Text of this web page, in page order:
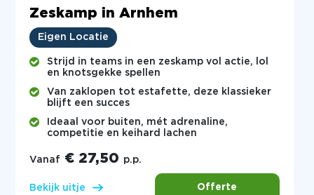
Zeskamp in Arnhem
Eigen Locatie
Strijd in teams in een zeskamp vol actie, lol
en knotsgekke spellen
Van zaklopen tot estafette, deze klassieker
blijft een succes
Ideaal voor buiten, mét adrenaline,
competitie en keihard lachen
Vanaf € 27,50 p.p.
Bekijk uitje Offerte